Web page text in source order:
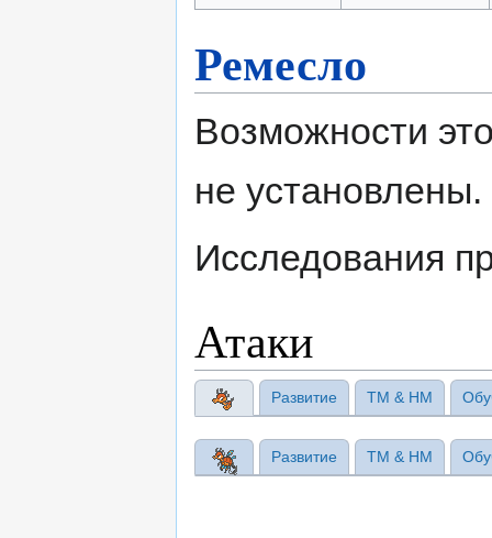
Ремесло
Возможности
не установлены.
Исследования
Атаки
Развитие TM & HM
Развитие TM & HM